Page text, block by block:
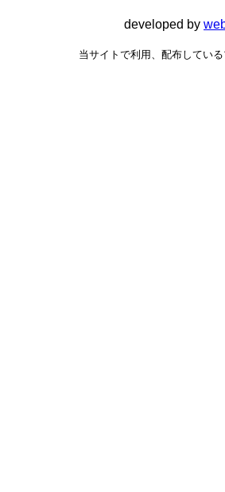
developed by
当サイトで利用、配布してい